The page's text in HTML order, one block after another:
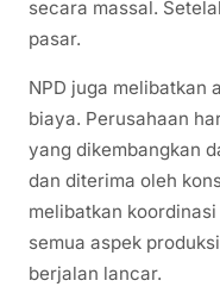
secara massal.
pasar.
NPD juga melibatkan
biaya. Perusahaan
yang dikembangkan
dan diterima oleh
melibatkan
semua aspek
berjalan lancar.